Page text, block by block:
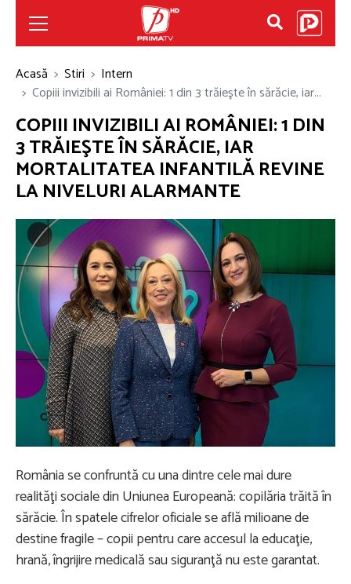
Acasă Stiri
Intern
Copiii invizibili ai României: 1 din 3 trăieşte în sărăcie, iar...
COPIII INVIZIBILI AI ROMÂNIEI: 1 DIN
3 TRĂIEŞTE ÎN SĂRĂCIE, IAR
MORTALITATEA INFANTILĂ REVINE
LA NIVELURI ALARMANTE
România se confruntă cu una dintre cele mai dure
realităţi sociale din Uniunea Europeană: copilăria trăită în
sărăcie. În spatele cifrelor oficiale se află milioane de
destine fragile – copii pentru care accesul la educaţie,
hrană, îngrijire medicală sau siguranţă nu este garantat.